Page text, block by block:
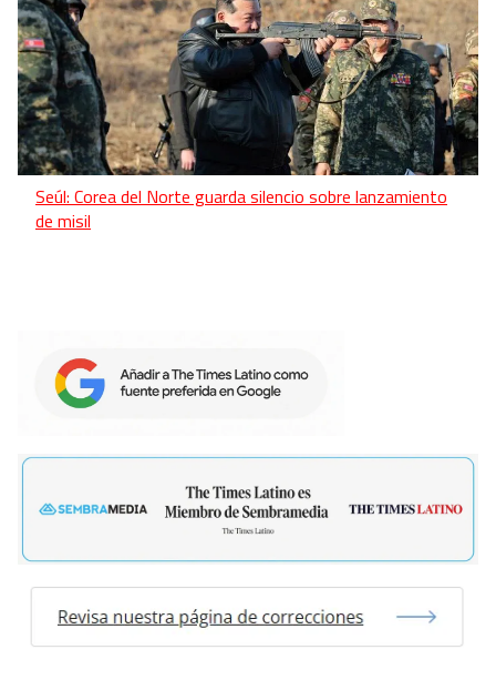
Seúl: Corea del Norte guarda silencio sobre lanzamiento
de misil